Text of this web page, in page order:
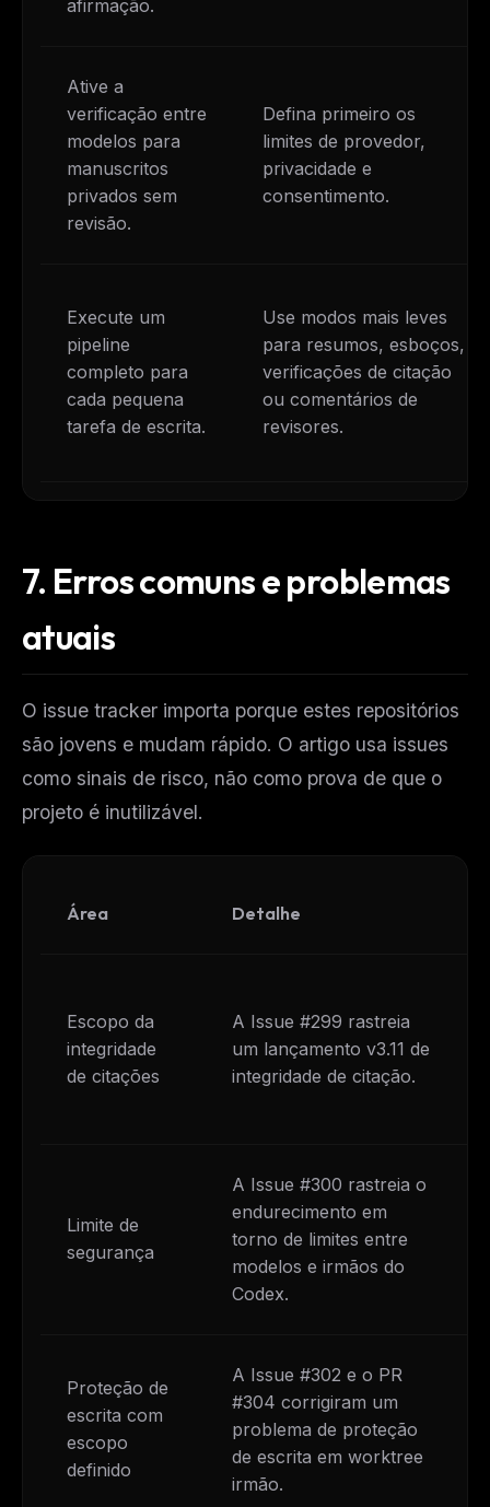
afirmação.
Ative a
verificação entre
modelos para
manuscritos
privados sem
revisão.
Defina primeiro os
limites de provedor,
privacidade e
consentimento.
Execute um
pipeline
completo para
cada pequena
tarefa de escrita.
Use modos mais leves
para resumos, esboços,
verificações de citação
ou comentários de
revisores.
7. Erros comuns e problemas
atuais
O issue tracker importa porque estes repositórios
são jovens e mudam rápido. O artigo usa issues
como sinais de risco, não como prova de que o
projeto é inutilizável.
Área Detalhe
Escopo da
integridade
de citações
A Issue #299 rastreia
um lançamento v3.11 de
integridade de citação.
Limite de
segurança
A Issue #300 rastreia o
endurecimento em
torno de limites entre
modelos e irmãos do
Codex.
Proteção de
escrita com
escopo
definido
A Issue #302 e o PR
#304 corrigiram um
problema de proteção
de escrita em worktree
irmão.